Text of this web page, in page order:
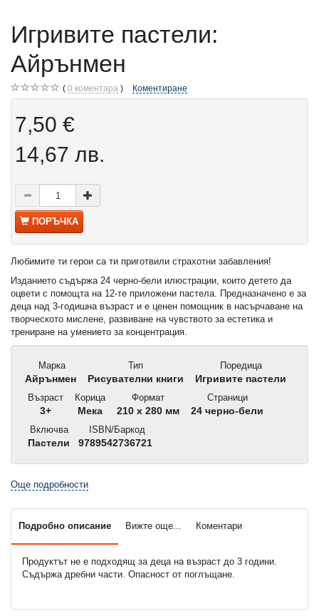
Игривите пастели:
Айрънмен
0 коментара Коментиране
7,50 €
14,67 лв.
ПОРЪЧКА
Любимите ти герои са ти приготвили страхотни забавления!
Изданието съдържа 24 черно-бели илюстрации, които детето да
оцвети с помощта на 12-те приложени пастела. Предназначено е за
деца над 3-годишна възраст и е ценен помощник в насърчаване на
творческото мислене, развиване на чувството за естетика и
трениране на умението за концентрация.
Марка
Айрънмен
Тип
Рисувателни книги
Поредица
Игривите пастели
Възраст
3+
Корица
Мека
Формат
210 x 280 мм
Страници
24 черно-бели
Включва
Пастели
ISBN/Баркод
9789542736721
Още подробности
Подробно описание Вижте още... Коментари
Продуктът не е подходящ за деца на възраст до 3 години.
Съдържа дребни части. Опасност от поглъщане.